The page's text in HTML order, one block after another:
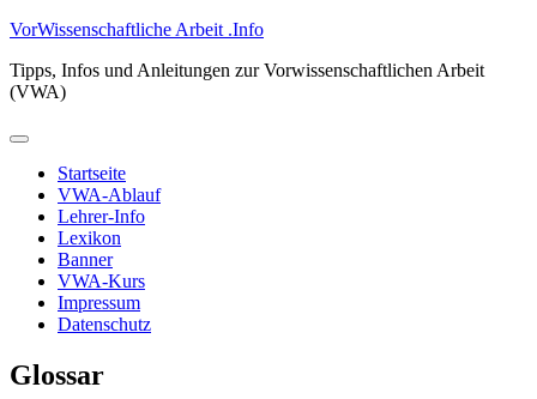
Zum
springen
VorWissenschaftliche Arbeit .Info
Tipps, Infos und Anleitungen zur Vorwissenschaftlichen Arbeit
(VWA)
Primäres
Startseite
VWA-Ablauf
Lehrer-Info
Lexikon
Banner
VWA-Kurs
Impressum
Datenschutz
Glossar